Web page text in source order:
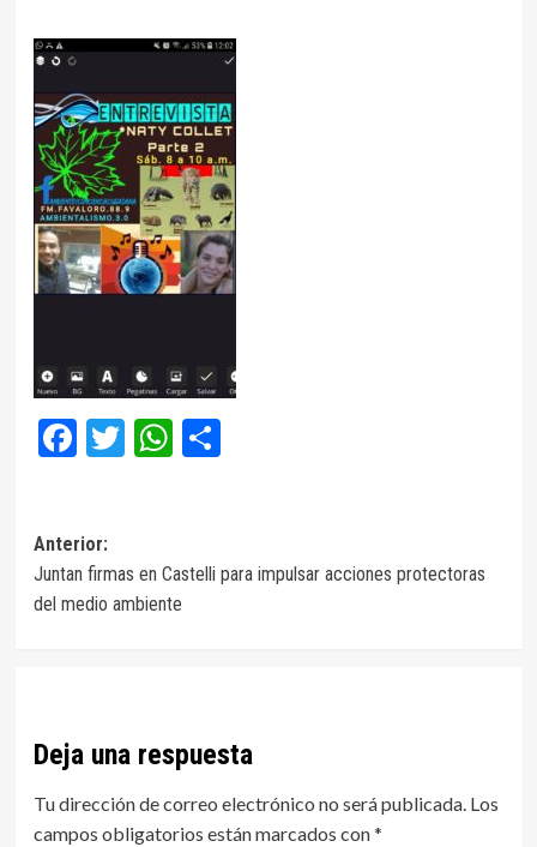
Facebook
Twitter
WhatsApp
Compartir
Navegación
de
Anterior:
Juntan firmas en Castelli para impulsar acciones protectoras
del medio ambiente
Deja una respuesta
Tu dirección de correo electrónico no será publicada. Los
campos obligatorios están marcados con*